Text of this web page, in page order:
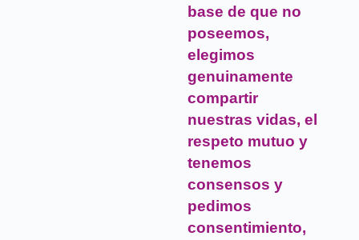
base de que no
poseemos,
elegimos
genuinamente
compartir
nuestras vidas, el
respeto mutuo y
tenemos
consensos y
pedimos
consentimiento,